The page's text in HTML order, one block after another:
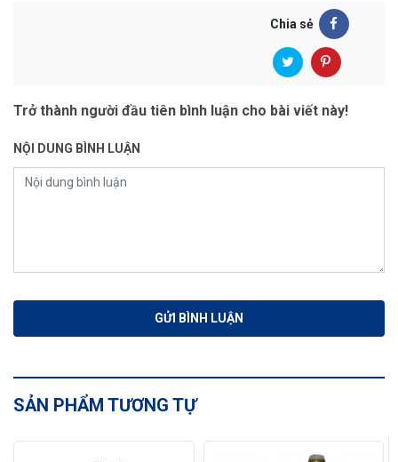
Chia sẻ
Trở thành người đầu tiên bình luận cho bài viết này!
NỘI DUNG BÌNH LUẬN
SẢN PHẨM TƯƠNG TỰ